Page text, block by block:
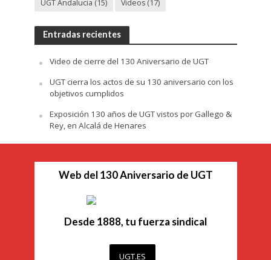
UGT Andalucia (15) Videos(17)
Entradas recientes
Video de cierre del 130 Aniversario de UGT
UGT cierra los actos de su 130 aniversario con los
objetivos cumplidos
Exposición 130 años de UGT vistos por Gallego &
Rey, en Alcalá de Henares
Web del 130 Aniversario de UGT
Desde 1888, tu fuerza sindical
UGT.ES